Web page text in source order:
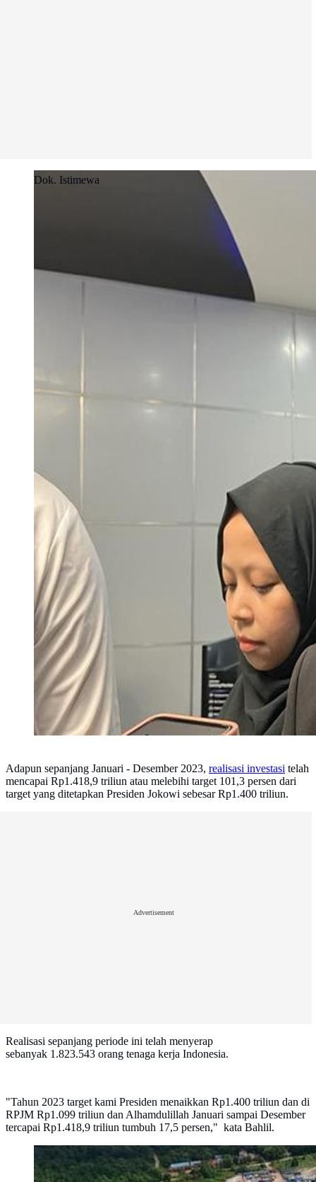
Dok. Istimewa
Adapun sepanjang Januari - Desember 2023, realisasi investasi telah
mencapai Rp1.418,9 triliun atau melebihi target 101,3 persen dari
target yang ditetapkan Presiden Jokowi sebesar Rp1.400 triliun.
Advertisement
Realisasi sepanjang periode ini telah menyerap
sebanyak 1.823.543 orang tenaga kerja Indonesia.
"Tahun 2023 target kami Presiden menaikkan Rp1.400 triliun dan di
RPJM Rp1.099 triliun dan Alhamdulillah Januari sampai Desember
tercapai Rp1.418,9 triliun tumbuh 17,5 persen," kata Bahlil.